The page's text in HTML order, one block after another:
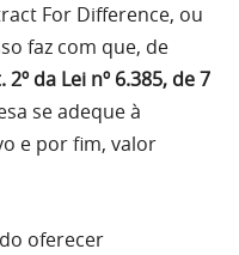
For Difference, ou
faz com que, de
da Lei nº 6.385, de 7
se adeque à
e por fim, valor
oferecer